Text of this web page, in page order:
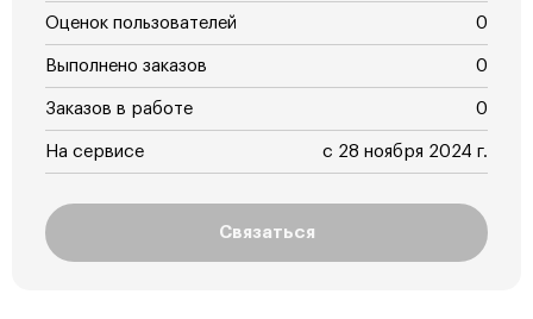
Оценок пользователей 0
Выполнено заказов 0
Заказов в работе 0
На сервисе с 28 ноября 2024 г.
Связаться